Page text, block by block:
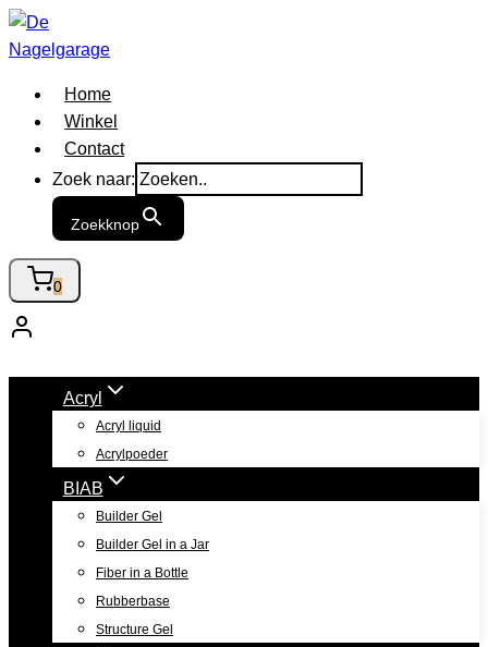
Doorgaan
naar
Home
Winkel
Contact
Zoek naar:
Zoekknop
0
Acryl
Acryl liquid
Acrylpoeder
BIAB
Builder Gel
Builder Gel in a Jar
Fiber in a Bottle
Rubberbase
Structure Gel